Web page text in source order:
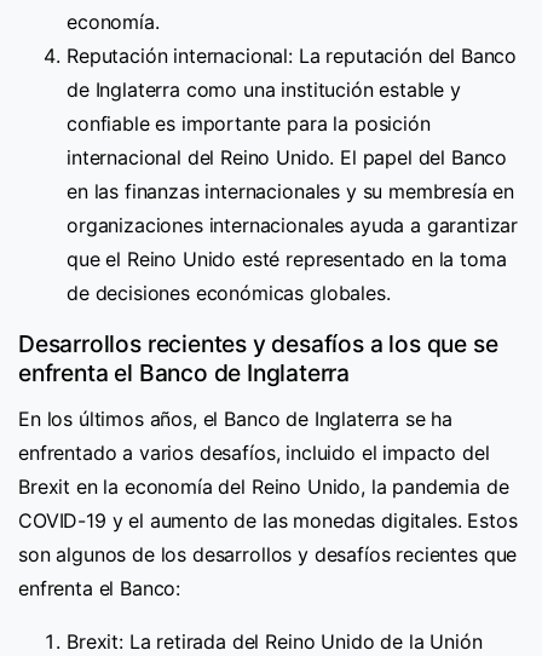
economía.
Reputación internacional: La reputación del Banco
de Inglaterra como una institución estable y
confiable es importante para la posición
internacional del Reino Unido. El papel del Banco
en las finanzas internacionales y su membresía en
organizaciones internacionales ayuda a garantizar
que el Reino Unido esté representado en la toma
de decisiones económicas globales.
Desarrollos recientes y desafíos a los que se
enfrenta el Banco de Inglaterra
En los últimos años, el Banco de Inglaterra se ha
enfrentado a varios desafíos, incluido el impacto del
Brexit en la economía del Reino Unido, la pandemia de
COVID-19 y el aumento de las monedas digitales. Estos
son algunos de los desarrollos y desafíos recientes que
enfrenta el Banco:
Brexit: La retirada del Reino Unido de la Unión